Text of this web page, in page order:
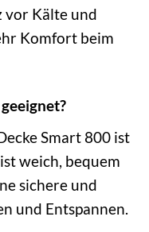
vor Kälte und
Komfort beim
Smart 800 ist
weich, bequem
sichere und
und Entspannen.